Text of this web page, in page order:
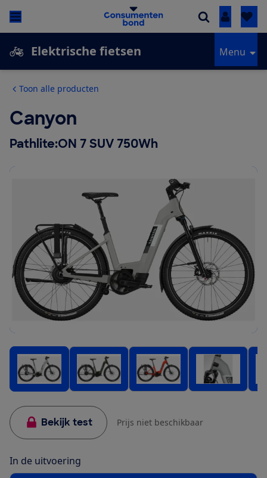
Inloggen
Elektrische fietsen Menu
Toon alle producten
Canyon
Pathlite:ON 7 SUV 750Wh
Bekijk test Prijs niet beschikbaar
In de uitvoering